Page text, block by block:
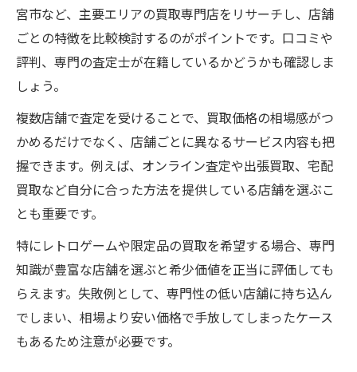
不要なゲーム売却時の注意ポイント
ゲーム買取時に注意したい準備と手順
買取条件や規約を事前に確認する重要性
兵庫県で安全なゲーム買取を選ぶポイント
買取後のトラブルを防ぐための心得
レトロゲームを兵庫県で得するコツ
レトロゲーム買取で高評価を得る方法
ト
希少価値あるレトロゲームの買取戦略
ゲーム買取で人気のあるレトロソフトとは
市場動向を把握した買取のタイミング
宮市など、主要エリアの買取専門店をリサーチし、店舗
ごとの特徴を比較検討するのがポイントです。口コミや
評判、専門の査定士が在籍しているかどうかも確認しま
しょう。
複数店舗で査定を受けることで、買取価格の相場感がつ
かめるだけでなく、店舗ごとに異なるサービス内容も把
握できます。例えば、オンライン査定や出張買取、宅配
買取など自分に合った方法を提供している店舗を選ぶこ
とも重要です。
特にレトロゲームや限定品の買取を希望する場合、専門
知識が豊富な店舗を選ぶと希少価値を正当に評価しても
らえます。失敗例として、専門性の低い店舗に持ち込ん
でしまい、相場より安い価格で手放してしまったケース
もあるため注意が必要です。